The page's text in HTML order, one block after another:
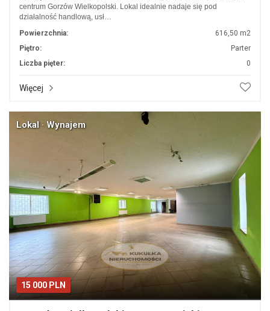
centrum Gorzów Wielkopolski. Lokal idealnie nadaje się pod
działalność handlową, usł…
Powierzchnia:
616,50 m2
Piętro:
Parter
Liczba pięter:
0
Więcej
15 000 PLN
Lokal · Wynajem